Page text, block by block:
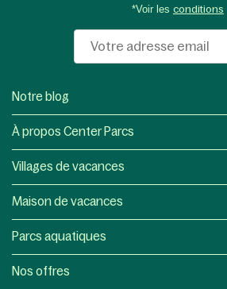
*Voir les conditions
Notre blog
À propos Center Parcs
Villages de vacances
Maison de vacances
Parcs aquatiques
Nos offres